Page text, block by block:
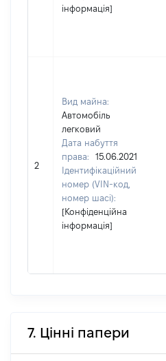
інформація]
2
Вид майна:
Автомобіль
легковий
Дата набуття
права:
15.06.2021
Ідентифікаційний
номер (VIN-код,
номер шасі):
[Конфіденційна
інформація]
7. Цінні папери